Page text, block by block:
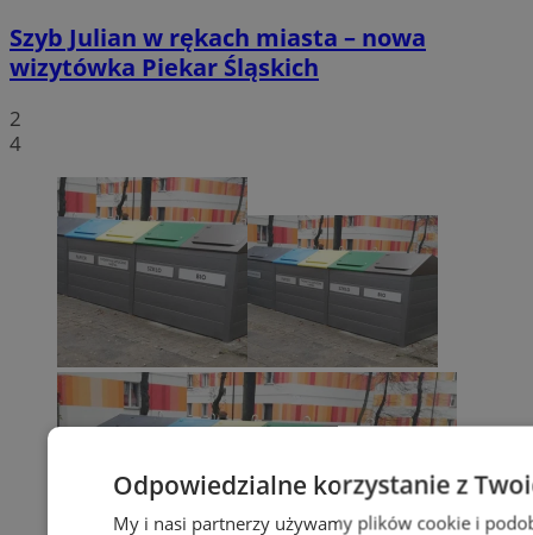
Szyb Julian w rękach miasta – nowa
wizytówka Piekar Śląskich
2
4
Odpowiedzialne korzystanie z
My i nasi partnerzy używamy plików cookie i